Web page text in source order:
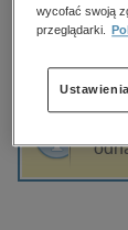
hobby,
wycofać swoją
przeglądarki.